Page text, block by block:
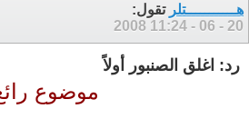
هـــــــــــتلر تقول:
20 - 06 - 2008
11:24
رد: اغلق الصنبور أولاً‏
موضوع